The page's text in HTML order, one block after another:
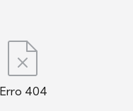
Erro 404